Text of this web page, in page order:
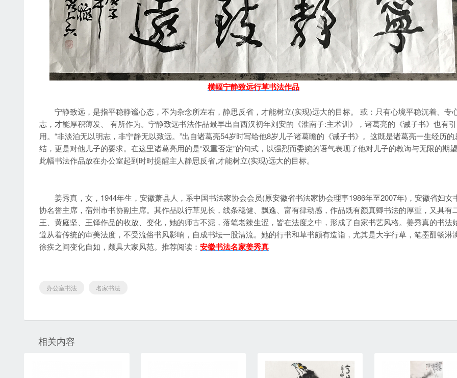
横幅宁静致远行草书法作品
宁静致远，是指平稳静谧心态，不为杂念所左右，静思反省，才能树立(实现)远大的目标。 或：只有心境平稳沉着、专
志，才能厚积薄发、 有所作为。宁静致远书法作品最早出自西汉初年刘安的《淮南子:主术训》，诸葛亮的《诫子书》也有引
用。“非淡泊无以明志，非宁静无以致远。”出自诸葛亮54岁时写给他8岁儿子诸葛瞻的《诫子书》。这既是诸葛亮一生经历的
结，更是对他儿子的要求。在这里诸葛亮用的是“双重否定”的句式，以强烈而委婉的语气表现了他对儿子的教诲与无限的期
此幅书法作品放在办公室起到时时提醒主人静思反省,才能树立(实现)远大的目标。
姜秀真，女，1944年生，安徽萧县人，系中国书法家协会会员(原安徽省书法家协会理事1986年至2007年)，安徽省妇女
协名誉主席，宿州市书协副主席。其作品以行草见长，线条稳健、飘逸、富有律动感，作品既有颜真卿书法的厚重，又具有
王、黄庭坚、王铎作品的收放、变化，她的师古不泥，落笔老辣生涩，皆在法度之中，形成了自家书艺风格。姜秀真的书法
遵从着传统的审美法度，不受流俗书风影响，自成书坛一股清流。她的行书和草书颇有造诣，尤其是大字行草，笔墨酣畅淋
徐疾之间变化自如，颇具大家风范。推荐阅读： 安徽书法名家姜秀真
办公室书法 名家书法
相关内容